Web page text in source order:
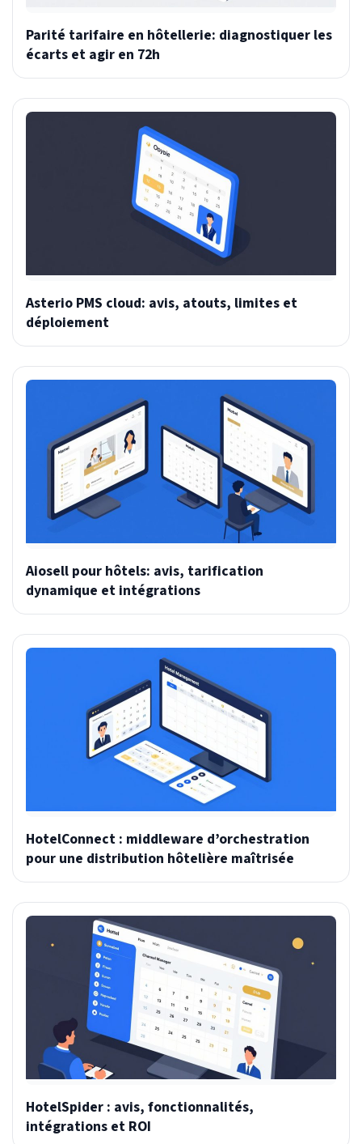
Parité tarifaire en hôtellerie: diagnostiquer les
écarts et agir en 72h
Asterio PMS cloud: avis, atouts, limites et
déploiement
Aiosell pour hôtels: avis, tarification
dynamique et intégrations
HotelConnect : middleware d’orchestration
pour une distribution hôtelière maîtrisée
HotelSpider : avis, fonctionnalités,
intégrations et ROI